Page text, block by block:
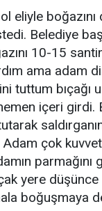
eliyle boğazını
Belediye
10-15
ama adam
tuttum
içeri
çok
parmağını
yere
boğuşmaya